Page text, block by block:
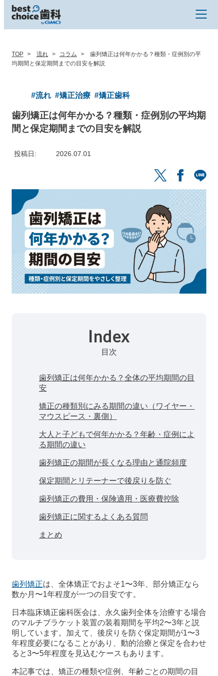
TOP 流れ コラム
歯列矯正は何年かかる？種類・症例別の平
均期間と保定期間までの目安を解説
#流れ #矯正治療 #矯正歯科
歯列矯正は何年かかる？種類・症例別の平均期
間と保定期間までの目安を解説
投稿日 2026.07.01
Index
目次
歯列矯正は何年かかる？全体の平均期間の目
安
矯正の種類別にみる期間の違い（ワイヤー・
マウスピース・裏側）
大人と子どもで何年かかる？年齢・症例によ
る期間の違い
歯列矯正の期間が長くなる理由と通院頻度
保定期間とリテーナーで後戻りを防ぐ
歯列矯正の費用・保険適用・医療費控除
歯列矯正に関するよくある質問
まとめ
歯列矯正は、全体矯正でおよそ1〜3年、部分矯正なら
数か月〜1年程度が一つの目安です。
日本臨床矯正歯科医会は、永久歯列全体を治療する場合
のマルチブラケット装置の装着期間を平均2〜3年と説
明しています。加えて、後戻りを防ぐ保定期間が1〜3
年程度必要になることがあり、動的治療と保定を合わせ
ると3〜5年程度を見込むケースもあります。
本記事では、矯正の種類や症例、年齢ごとの期間の目